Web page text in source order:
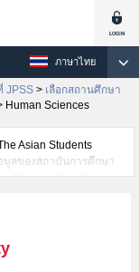
ภาษาไทย
JPSS > เลือกสถานศึกษา
Human Sciences
Asian Students
มูลของสถาบันการศึกษา
ปริญญา・วิทยาลัย
ข้าศึกษาเช่นจำนวนคน
ะนำสถานที่,การเดิน
อัธยาศัย